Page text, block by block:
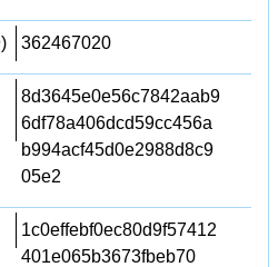
362467020
8d3645e0e56c7842aab9
6df78a406dcd59cc456a
b994acf45d0e2988d8c9
05e2
1c0effebf0ec80d9f57412
401e065b3673fbeb70